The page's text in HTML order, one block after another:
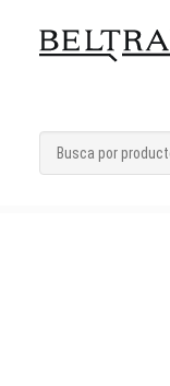
Recambios
Inicio
Reflectantes»